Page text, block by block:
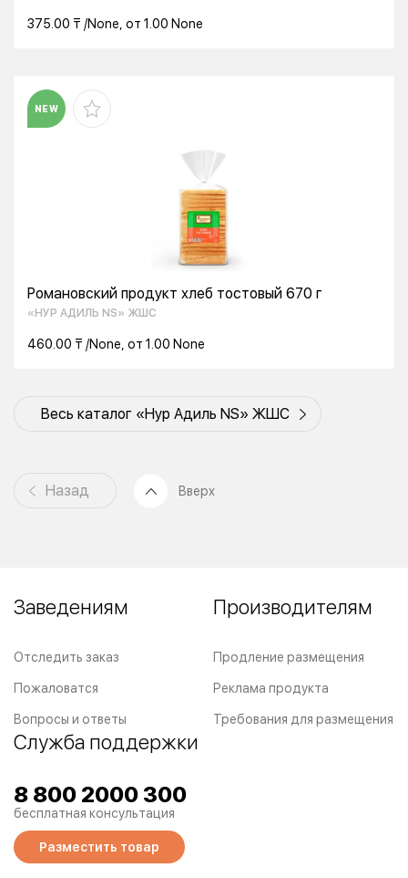
375.00 ₸ /None, от 1.00 None
NEW
Романовский продукт хлеб тостовый 670 г
«НУР АДИЛЬ NS» ЖШС
460.00 ₸ /None, от 1.00 None
Весь каталог «Нур Адиль NS» ЖШС
Назад Вверх
Заведениям
Отследить заказ
Пожаловатся
Вопросы и ответы
Производителям
Продление размещения
Реклама продукта
Требования для размещения
Служба поддержки
8 800 2000 300
бесплатная консультация
Разместить товар